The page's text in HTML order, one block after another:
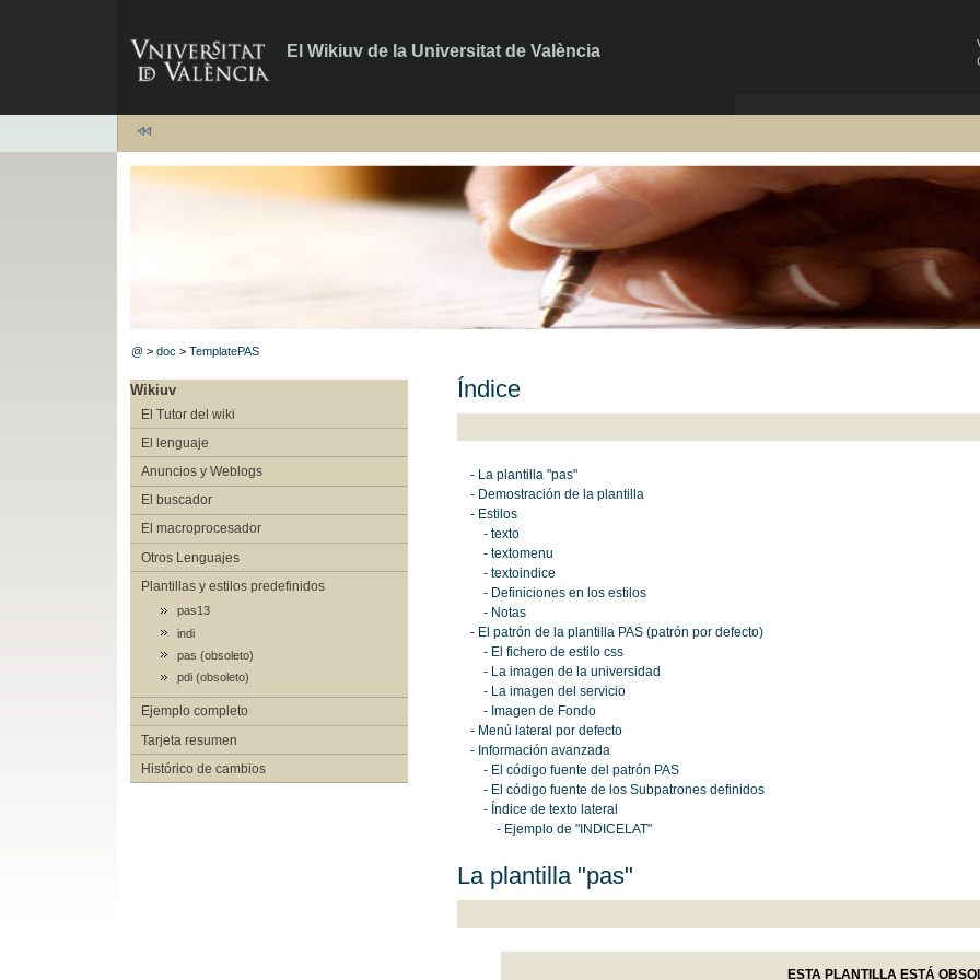
El Wikiuv de la Universitat de València
@ >doc >TemplatePAS
Wikiuv
El Tutor del wiki
El lenguaje
Anuncios y Weblogs
El buscador
El macroprocesador
Otros Lenguajes
Plantillas y estilos predefinidos
pas13
indi
pas (obsoleto)
pdi (obsoleto)
Ejemplo completo
Tarjeta resumen
Histórico de cambios
Índice
- La plantilla "pas"
- Demostración de la plantilla
- Estilos
- texto
- textomenu
- textoindice
- Definiciones en los estilos
- Notas
- El patrón de la plantilla PAS (patrón por defecto)
- El fichero de estilo css
- La imagen de la universidad
- La imagen del servicio
- Imagen de Fondo
- Menú lateral por defecto
- Información avanzada
- El código fuente del patrón PAS
- El código fuente de los Subpatrones definidos
- Índice de texto lateral
- Ejemplo de "INDICELAT"
La plantilla "pas"
ESTA PLANTILLA ESTÁ